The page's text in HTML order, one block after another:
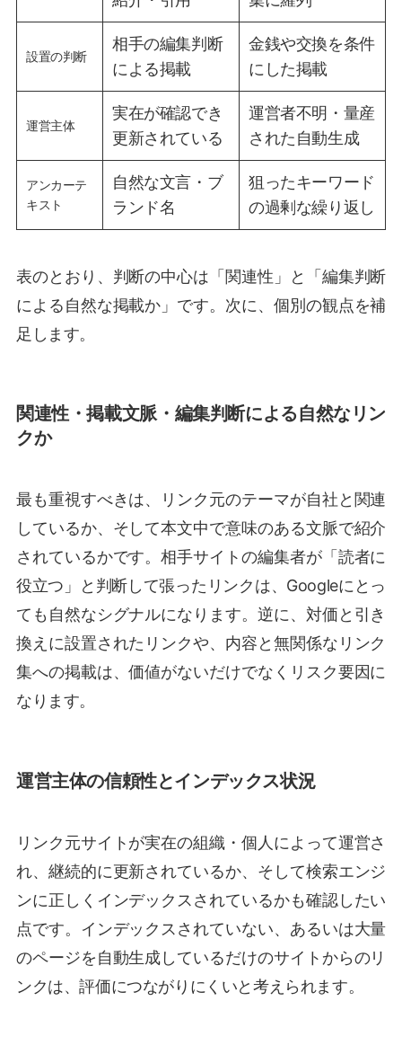
設置の判断
相手の編集判断
による掲載
金銭や交換を条件
にした掲載
運営主体
実在が確認でき
更新されている
運営者不明・量産
された自動生成
アンカーテ
キスト
自然な文言・ブ
ランド名
狙ったキーワード
の過剰な繰り返し
表のとおり、判断の中心は「関連性」と「編集判断
による自然な掲載か」です。次に、個別の観点を補
足します。
関連性・掲載文脈・編集判断による自然なリン
クか
最も重視すべきは、リンク元のテーマが自社と関連
しているか、そして本文中で意味のある文脈で紹介
されているかです。相手サイトの編集者が「読者に
役立つ」と判断して張ったリンクは、Googleにとっ
ても自然なシグナルになります。逆に、対価と引き
換えに設置されたリンクや、内容と無関係なリンク
集への掲載は、価値がないだけでなくリスク要因に
なります。
運営主体の信頼性とインデックス状況
リンク元サイトが実在の組織・個人によって運営さ
れ、継続的に更新されているか、そして検索エンジ
ンに正しくインデックスされているかも確認したい
点です。インデックスされていない、あるいは大量
のページを自動生成しているだけのサイトからのリ
ンクは、評価につながりにくいと考えられます。